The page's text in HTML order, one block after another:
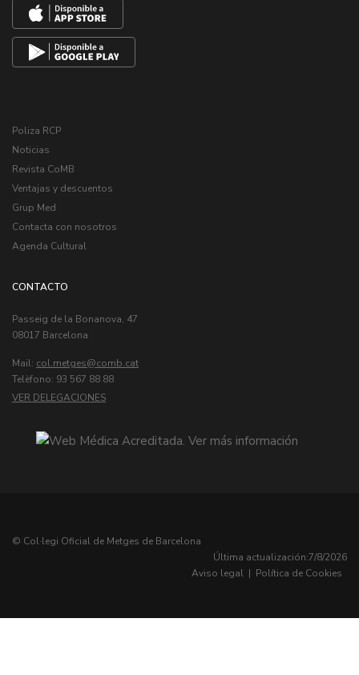
Poliza RCP
Noticias
Revista CoMB
Ventajas y descuentos
Grup Med
Contacta con nosotros
Agenda Cultural
CONTACTO
Passeig de la Bonanova, 47
08017 Barcelona
Mail: col.metges
Telèfono: 93 567 88 88
VER DELEGACIONES
© Col·legi Oficial de Metges de Barcelona
Última actualización:7/8/2026
Aviso legal | Política de Cookies